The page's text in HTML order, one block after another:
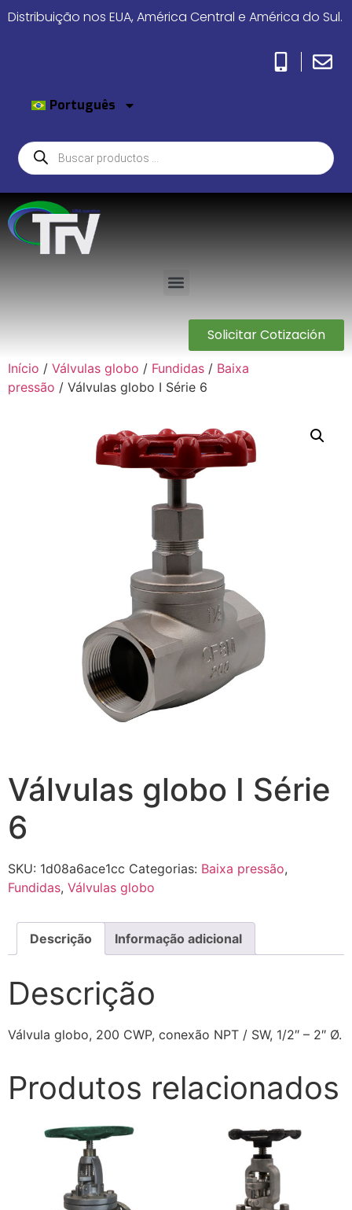
Distribuição nos EUA, América Central e América do Sul.
Português
Solicitar Cotización
Início / Válvulas globo / Fundidas / Baixa
pressão / Válvulas globo I Série 6
Válvulas globo I Série
6
SKU: 1d08a6ace1cc Categorias: Baixa pressão,
Fundidas, Válvulas globo
Descrição Informação adicional
Descrição
Válvula globo, 200 CWP, conexão NPT / SW, 1/2″ – 2″ Ø.
Produtos relacionados